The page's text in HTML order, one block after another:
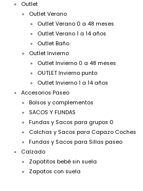
Outlet
Outlet Verano
Outlet Verano 0 a 48 meses
Outlet Verano 1 a 14 años
Outlet Baño
Outlet Invierno
Outlet Invierno 0 a 48 meses
OUTLET Invierno punto
Outlet Invierno 1 a 14 años
Accesorios Paseo
Bolsos y complementos
SACOS Y FUNDAS
Fundas y Sacos para grupos 0
Colchas y Sacos para Capazo Coches
Fundas y Sacos para Sillas paseo
Calzado
Zapatitos bebé sin suela
Zapatos con suela